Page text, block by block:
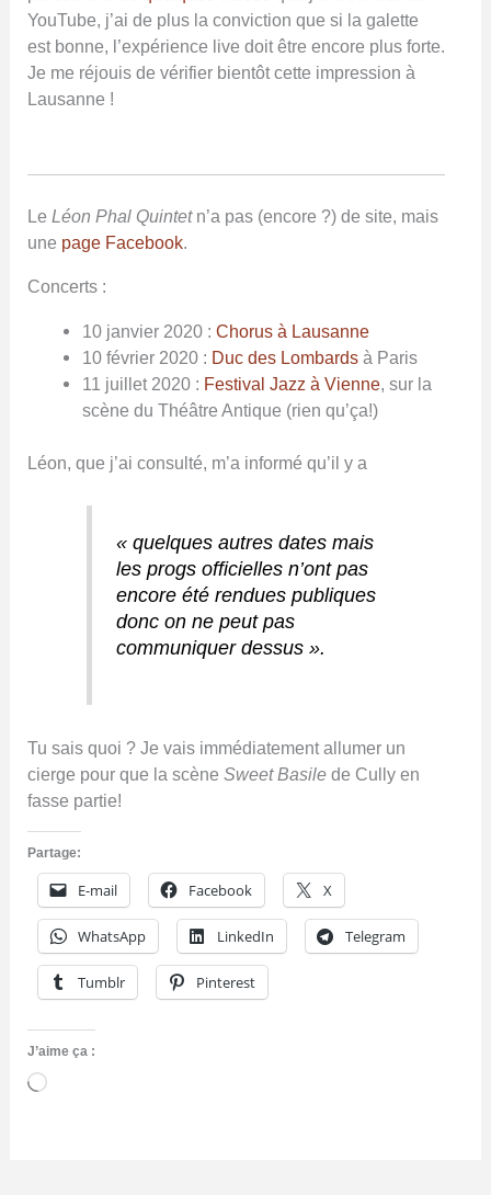
YouTube, j’ai de plus la conviction que si la galette
est bonne, l’expérience live doit être encore plus forte.
Je me réjouis de vérifier bientôt cette impression à
Lausanne !
LeLéon Phal Quintetn’a pas (encore ?) de site, mais
une page Facebook.
Concerts :
10 janvier 2020 : Chorus à Lausanne
10 février 2020 : Duc des Lombardsà Paris
11 juillet 2020 : Festival Jazz à Vienne, sur la
scène du Théâtre Antique (rien qu’ça!)
Léon, que j’ai consulté, m’a informé qu’il y a
« quelques autres dates mais
les progs officielles n’ont pas
encore été rendues publiques
donc on ne peut pas
communiquer dessus ».
Tu sais quoi ? Je vais immédiatement allumer un
cierge pour que la scèneSweet Basile de Cully en
fasse partie!
Partage:
E-mail Facebook X
WhatsApp LinkedIn Telegram
Tumblr Pinterest
J’aime ça :
Chargement…